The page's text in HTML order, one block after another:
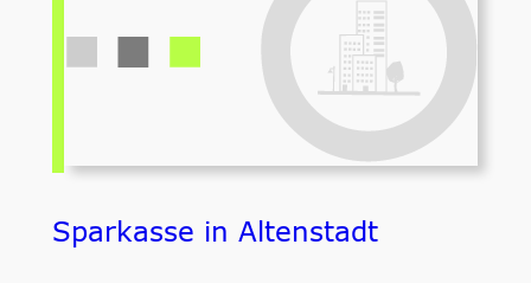
Sparkasse in Altenstadt